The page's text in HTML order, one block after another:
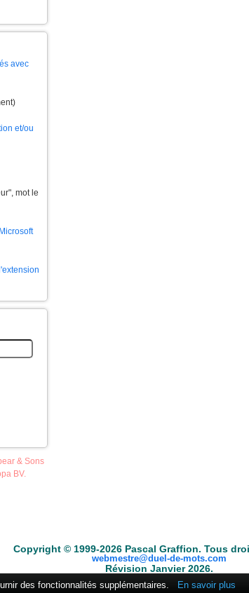
avec
et/ou
mot le
& Sons
BV.
Copyright © 1999-2026 Pascal Graffion. Tous
webmestre@duel-de-mots.com
Révision Janvier 2026.
des fonctionnalités supplémentaires. En savoir plus